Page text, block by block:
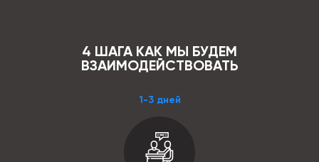
4 ШАГА КАК МЫ БУДЕМ
ВЗАИМОДЕЙСТВОВАТЬ
1-3 дней